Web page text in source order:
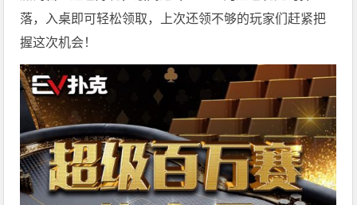
落，入桌即可轻松领取，上次还领不够的玩家们赶紧把
握这次机会！